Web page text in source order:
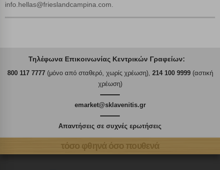
info.hellas@frieslandcampina.com.
Τηλέφωνα Επικοινωνίας Κεντρικών Γραφείων:
800 117 7777(μόνο από σταθερό, χωρίς χρέωση), 214 100 9999(αστική
χρέωση)
emarket@sklavenitis.gr
Απαντήσεις σε συχνές ερωτήσεις
τόσο φθηνά όσο πουθενά